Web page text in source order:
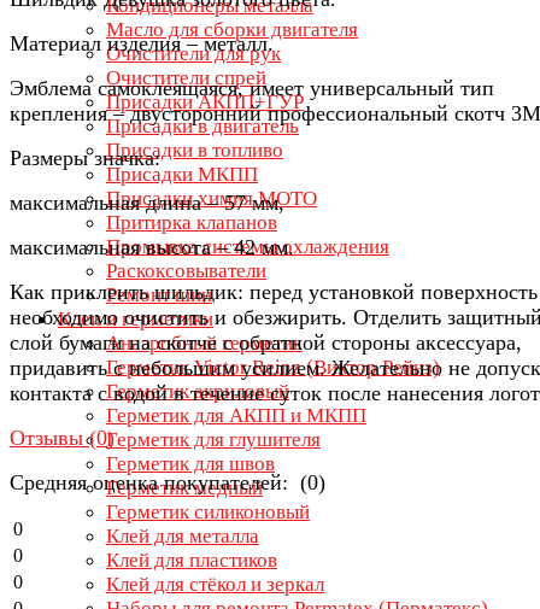
Кондиционеры металла
Масло для сборки двигателя
Очистители для рук
Очистители спрей
Присадки АКПП+ГУР
Присадки в двигатель
Присадки в топливо
Присадки МКПП
Присадки химия МОТО
Притирка клапанов
Промывка системы охлаждения
Раскоксовыватели
Ремонт шин
Клеи и герметики
Анаэробный герметик
Герметик Victor Reinz (Виктор Рейнз)
Герметик акриловый
Герметик для АКПП и МКПП
Герметик для глушителя
Герметик для швов
Герметик медный
Герметик силиконовый
Клей для металла
Клей для пластиков
Клей для стёкол и зеркал
Материал изделия – металл.
Эмблема самоклеящаяся, имеет универсальный тип
крепления – двусторонний профессиональный скотч
Размеры значка:
максимальная длина – 57 мм,
максимальная высота – 42 мм.
Как приклеить шильдик: перед установкой поверхность
необходимо очистить и обезжирить. Отделить
слой бумаги на скотче с обратной стороны аксессуара,
придавить с небольшим усилием. Желательно не
контакта с водой в течение суток после нанесения
Отзывы (0)
Средняя оценка покупателей: (0)
0
0
0